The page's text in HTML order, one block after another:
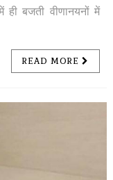
बजती वीणानयनों में
READ MORE